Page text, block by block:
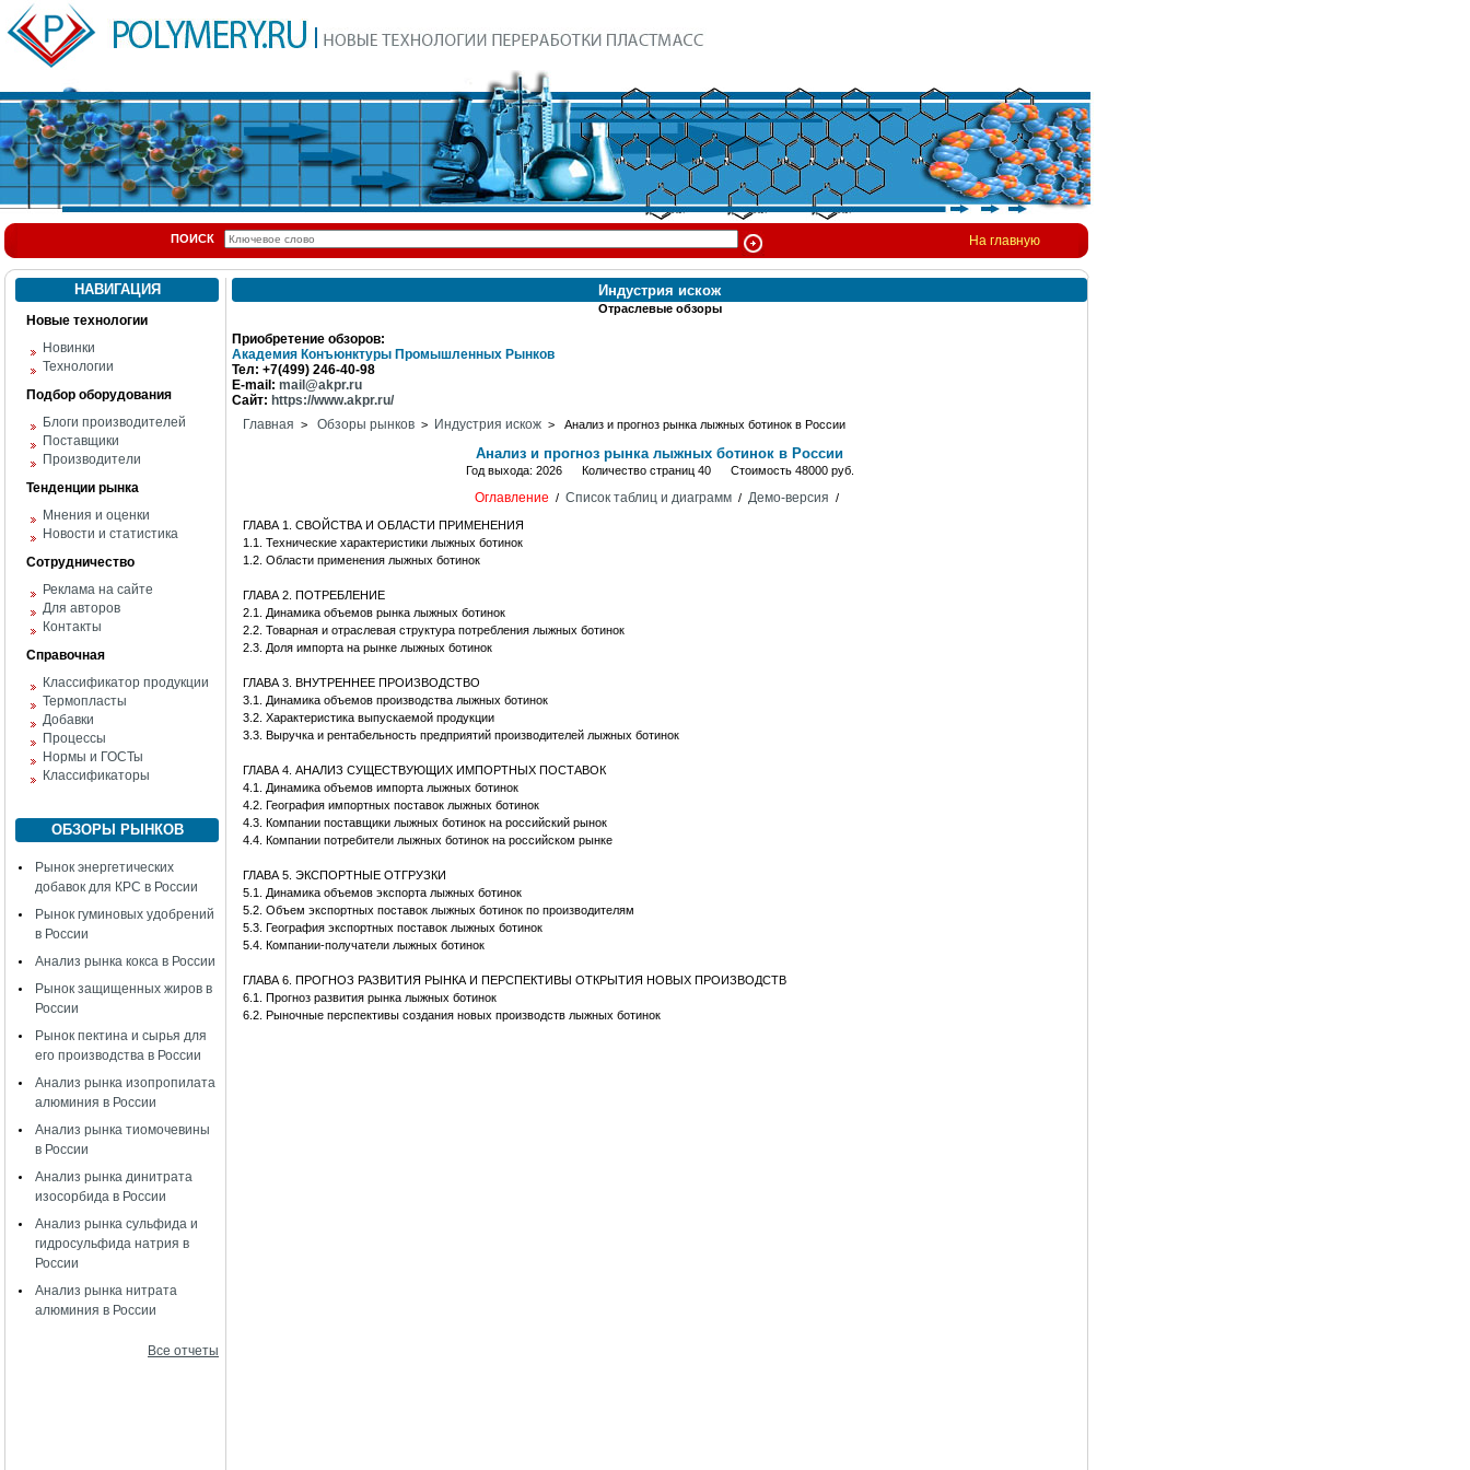
ПОИСК На главную
НАВИГАЦИЯ
Новые технологии
Новинки
Технологии
Подбор оборудования
Блоги производителей
Поставщики
Производители
Тенденции рынка
Мнения и оценки
Новости и статистика
Сотрудничество
Реклама на сайте
Для авторов
Контакты
Справочная
Классификатор продукции
Термопласты
Добавки
Процессы
Нормы и ГОСТы
Классификаторы
ОБЗОРЫ РЫНКОВ
Рынок энергетических
добавок для КРС в России
Рынок гуминовых удобрений
в России
Анализ рынка кокса в России
Рынок защищенных жиров в
России
Рынок пектина и сырья для
его производства в России
Анализ рынка изопропилата
алюминия в России
Анализ рынка тиомочевины
в России
Анализ рынка динитрата
изосорбида в России
Анализ рынка сульфида и
гидросульфида натрия в
России
Анализ рынка нитрата
алюминия в России
Все отчеты
Индустрия искож
Отраслевые обзоры
Приобретение обзоров:
Академия Конъюнктуры Промышленных Рынков
Тел: +7(499) 246-40-98
E-mail: mail@akpr.ru
Сайт: https://www.akpr.ru/
Главная > Обзоры рынков > Индустрия искож > Анализ и прогноз рынка лыжных ботинок в России
Анализ и прогноз рынка лыжных ботинок в России
Год выхода: 2026 Количество страниц 40 Стоимость 48000 руб.
Оглавление / Список таблиц и диаграмм/ Демо-версия /
ГЛАВА 1. СВОЙСТВА И ОБЛАСТИ ПРИМЕНЕНИЯ
1.1. Технические характеристики лыжных ботинок
1.2. Области применения лыжных ботинок
ГЛАВА 2. ПОТРЕБЛЕНИЕ
2.1. Динамика объемов рынка лыжных ботинок
2.2. Товарная и отраслевая структура потребления лыжных ботинок
2.3. Доля импорта на рынке лыжных ботинок
ГЛАВА 3. ВНУТРЕННЕЕ ПРОИЗВОДСТВО
3.1. Динамика объемов производства лыжных ботинок
3.2. Характеристика выпускаемой продукции
3.3. Выручка и рентабельность предприятий производителей лыжных ботинок
ГЛАВА 4. АНАЛИЗ СУЩЕСТВУЮЩИХ ИМПОРТНЫХ ПОСТАВОК
4.1. Динамика объемов импорта лыжных ботинок
4.2. География импортных поставок лыжных ботинок
4.3. Компании поставщики лыжных ботинок на российский рынок
4.4. Компании потребители лыжных ботинок на российском рынке
ГЛАВА 5. ЭКСПОРТНЫЕ ОТГРУЗКИ
5.1. Динамика объемов экспорта лыжных ботинок
5.2. Объем экспортных поставок лыжных ботинок по производителям
5.3. География экспортных поставок лыжных ботинок
5.4. Компании-получатели лыжных ботинок
ГЛАВА 6. ПРОГНОЗ РАЗВИТИЯ РЫНКА И ПЕРСПЕКТИВЫ ОТКРЫТИЯ НОВЫХ ПРОИЗВОДСТВ
6.1. Прогноз развития рынка лыжных ботинок
6.2. Рыночные перспективы создания новых производств лыжных ботинок